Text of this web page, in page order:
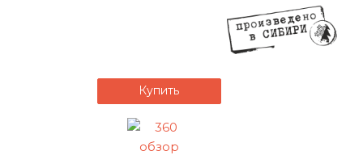
Купить